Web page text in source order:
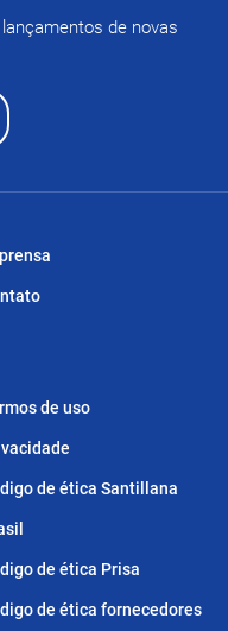
de novas
de uso
de ética Santillana
de ética Prisa
de ética fornecedores